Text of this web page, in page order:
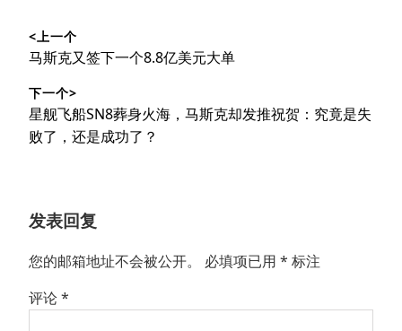
章
导
航
<上一个
上
文
章：
马斯克又签下一个8.8亿美元大单
下一个>
下
篇
星舰飞船SN8葬身火海，马斯克却发推祝贺：究竟是失
败了，还是成功了？
发表回复
您的邮箱地址不会被公开。 必填项已用 * 标注
评论*